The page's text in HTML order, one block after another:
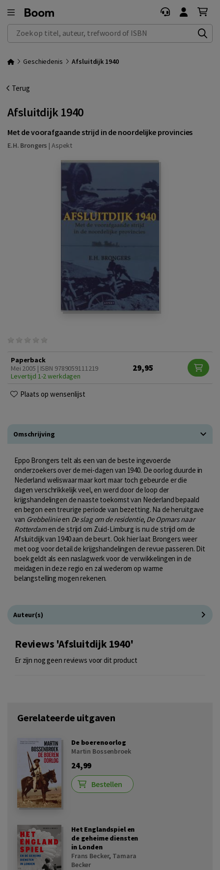
Zoek op titel, auteur, trefwoord of ISBN
Geschiedenis Afsluitdijk 1940
Terug
Afsluitdijk 1940
Met de voorafgaande strijd in de noordelijke provincies
E.H. Brongers | Aspekt
Paperback
Mei 2005 | ISBN 9789059111219
Levertijd 1-2 werkdagen
29,95
Plaats op wensenlijst
Omschrijving
Eppo Brongers telt als een van de beste ingevoerde
onderzoekers over de mei-dagen van 1940. De oorlog duurde in
Nederland weliswaar maar kort maar toch gebeurde er die
dagen verschrikkelijk veel, en werd door de loop der
krijgshandelingen de naaste toekomst van Nederland bepaald
en begon een treurige periode van bezetting. Na de heruitgave
van Grebbelinieen De slag om de residentie, De Opmars naar
Rotterdamen de strijd om Zuid-Limburg is nu de strijd om de
Afsluitdijk van 1940 aan de beurt. Ook hier laat Brongers weer
met oog voor detail de krijgshandelingen de revue passeren. Dit
boek geldt als een naslagwerk voor de verwikkelingen in de
meidagen in deze regio en zal wederom op warme
belangstelling mogen rekenen.
Auteur(s)
Reviews 'Afsluitdijk 1940'
Er zijn nog geen reviews voor dit product
Gerelateerde uitgaven
De boerenoorlog
Martin Bossenbroek
24,99
Bestellen
Het Englandspiel en
de geheime diensten
in Londen
Frans Becker, Tamara
Becker